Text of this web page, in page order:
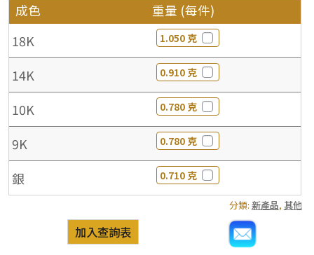
成色 重量 (每件)
18K 1.050 克
14K 0.910 克
10K 0.780 克
9K 0.780 克
銀 0.710 克
分類: 新產品, 其他
加入查詢表